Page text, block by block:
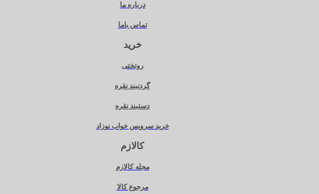
درباره ما
تماس باما
خرید
روتختی
گردنبند نقره
دستبند نقره
خرید سرویس خواب نوزاد
کالازم
مجله کالازم
مرجوع کالا